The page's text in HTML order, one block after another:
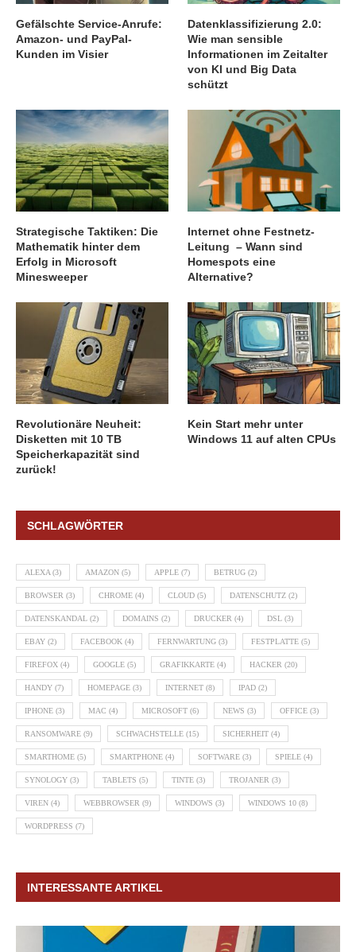
Gefälschte Service-Anrufe:
Amazon- und PayPal-
Kunden im Visier
Datenklassifizierung 2.0:
Wie man sensible
Informationen im Zeitalter
von KI und Big Data
schützt
Strategische Taktiken: Die
Mathematik hinter dem
Erfolg in Microsoft
Minesweeper
Internet ohne Festnetz-
Leitung – Wann sind
Homespots eine
Alternative?
Revolutionäre Neuheit:
Disketten mit 10 TB
Speicherkapazität sind
zurück!
Kein Start mehr unter
Windows 11 auf alten CPUs
SCHLAGWÖRTER
ALEXA (3) AMAZON (5) APPLE (7) BETRUG (2)
BROWSER (3) CHROME (4) CLOUD (5) DATENSCHUTZ (2)
DATENSKANDAL (2) DOMAINS (2) DRUCKER (4) DSL (3)
EBAY (2) FACEBOOK (4) FERNWARTUNG (3) FESTPLATTE (5)
FIREFOX (4) GOOGLE (5) GRAFIKKARTE (4) HACKER (20)
HANDY (7) HOMEPAGE (3) INTERNET (8) IPAD (2)
IPHONE (3) MAC (4) MICROSOFT (6) NEWS (3) OFFICE (3)
RANSOMWARE (9) SCHWACHSTELLE (15) SICHERHEIT (4)
SMARTHOME (5) SMARTPHONE (4) SOFTWARE (3) SPIELE (4)
SYNOLOGY (3) TABLETS (5) TINTE (3) TROJANER (3)
VIREN (4) WEBBROWSER (9) WINDOWS (3) WINDOWS 10 (8)
WORDPRESS (7)
INTERESSANTE ARTIKEL